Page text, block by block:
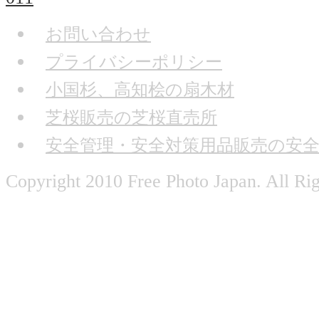
お問い合わせ
プライバシーポリシー
小国杉、高知桧の扇木材
芝桜販売の芝桜直売所
安全管理・安全対策用品販売の安
Copyright 2010 Free Photo Japan. All